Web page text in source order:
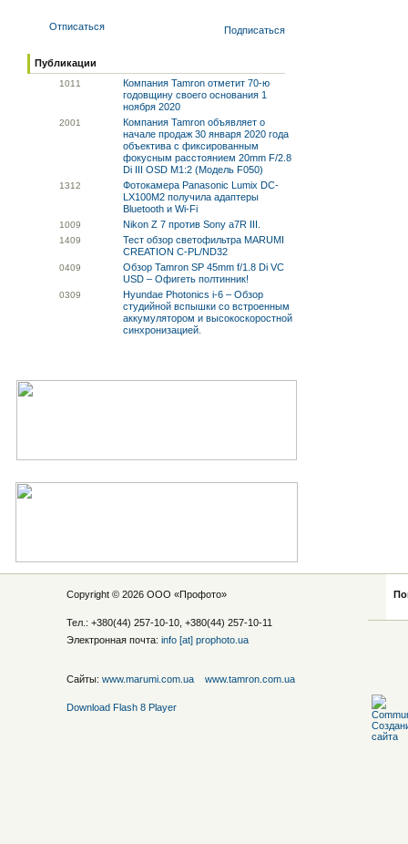
Отписаться Подписаться
Публикации
1011
Компания Tamron отметит 70-ю
годовщину своего основания 1
ноября 2020
2001
Компания Tamron объявляет о
начале продаж 30 января 2020 года
объектива с фиксированным
фокусным расстоянием 20mm F/2.8
Di III OSD M1:2 (Модель F050)
1312
Фотокамера Panasonic Lumix DC-
LX100M2 получила адаптеры
Bluetooth и Wi-Fi
1009 Nikon Z 7 против Sony a7R III.
1409
Тест обзор светофильтра MARUMI
CREATION C-PL/ND32
0409
Обзор Tamron SP 45mm f/1.8 Di VC
USD – Офигеть полтинник!
0309
Hyundae Photonics i-6 – Обзор
студийной вспышки со встроенным
аккумулятором и высокоскоростной
синхронизацией.
Copyright © 2026 ООО «Профото»
Тел.: +380(44) 257-10-10, +380(44) 257-10-11
Электронная почта: info [at] prophoto.ua
Сайты: www.marumi.com.ua www.tamron.com.ua
Download Flash 8 Player